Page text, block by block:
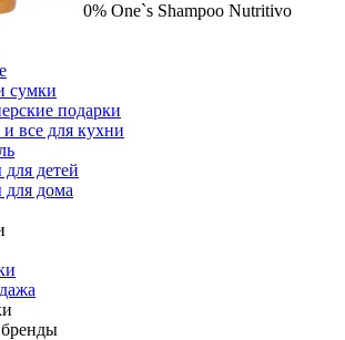
0% One`s Shampoo Nutritivo
сумки
подарки
все для кухни
детей
для дома